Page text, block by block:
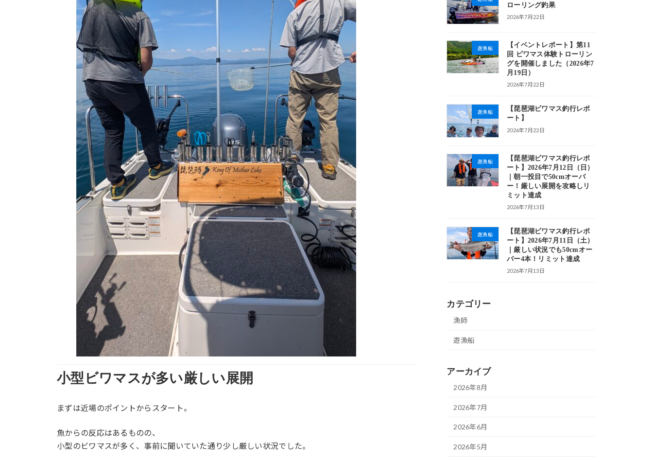
小型ビワマスが多い厳しい展開
まずは近場のポイントからスタート。
魚からの反応はあるものの、
小型のビワマスが多く、事前に聞いていた通り少し厳しい状況でした。
ローリング釣果
2026年7月22日
遊漁船
【イベントレポート】第11
回 ビワマス体験トローリン
グを開催しました（2026年7
月19日）
2026年7月22日
遊漁船
【琵琶湖ビワマス釣行レポ
ート】
2026年7月22日
遊漁船
【琵琶湖ビワマス釣行レポ
ート】2026年7月12日（日）
｜朝一投目で50cmオーバ
ー！厳しい展開を攻略しリ
ミット達成
2026年7月13日
遊漁船
【琵琶湖ビワマス釣行レポ
ート】2026年7月11日（土）
｜厳しい状況でも50cmオー
バー4本！リミット達成
2026年7月13日
カテゴリー
漁師
遊漁船
アーカイブ
2026年8月
2026年7月
2026年6月
2026年5月